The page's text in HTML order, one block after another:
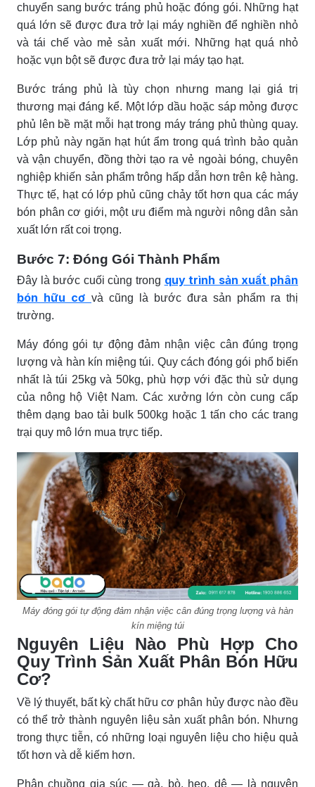
chuyển sang bước tráng phủ hoặc đóng gói. Những hạt
quá lớn sẽ được đưa trở lại máy nghiền để nghiền nhỏ
và tái chế vào mẻ sản xuất mới. Những hạt quá nhỏ
hoặc vụn bột sẽ được đưa trở lại máy tạo hạt.
Bước tráng phủ là tùy chọn nhưng mang lại giá trị
thương mại đáng kể. Một lớp dầu hoặc sáp mỏng được
phủ lên bề mặt mỗi hạt trong máy tráng phủ thùng quay.
Lớp phủ này ngăn hạt hút ẩm trong quá trình bảo quản
và vận chuyển, đồng thời tạo ra vẻ ngoài bóng, chuyên
nghiệp khiến sản phẩm trông hấp dẫn hơn trên kệ hàng.
Thực tế, hạt có lớp phủ cũng chảy tốt hơn qua các máy
bón phân cơ giới, một ưu điểm mà người nông dân sản
xuất lớn rất coi trọng.
Bước 7: Đóng Gói Thành Phẩm
Đây là bước cuối cùng trong quy trình sản xuất phân
bón hữu cơ và cũng là bước đưa sản phẩm ra thị
trường.
Máy đóng gói tự động đảm nhận việc cân đúng trọng
lượng và hàn kín miệng túi. Quy cách đóng gói phổ biến
nhất là túi 25kg và 50kg, phù hợp với đặc thù sử dụng
của nông hộ Việt Nam. Các xưởng lớn còn cung cấp
thêm dạng bao tải bulk 500kg hoặc 1 tấn cho các trang
trại quy mô lớn mua trực tiếp.
Máy đóng gói tự động đảm nhận việc cân đúng trọng lượng và hàn
kín miệng túi
Nguyên Liệu Nào Phù Hợp Cho
Quy Trình Sản Xuất Phân Bón Hữu
Cơ?
Về lý thuyết, bất kỳ chất hữu cơ phân hủy được nào đều
có thể trở thành nguyên liệu sản xuất phân bón. Nhưng
trong thực tiễn, có những loại nguyên liệu cho hiệu quả
tốt hơn và dễ kiếm hơn.
Phân chuồng gia súc — gà, bò, heo, dê — là nguyên